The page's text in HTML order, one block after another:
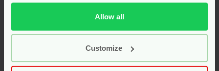
Allow all
Customize
Biologisch Katoen
Baby & Kids – 200 ml
– Happy Earth